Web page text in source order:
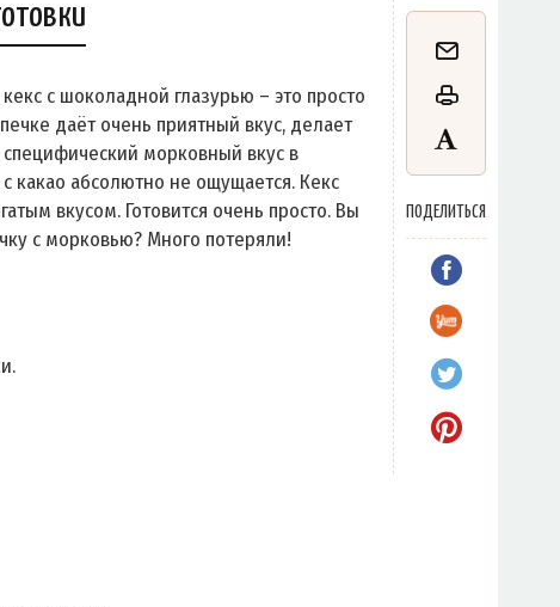
ПОДЕЛИТЬСЯ
с шоколадной глазурью – это просто
даёт очень приятный вкус, делает
морковный вкус в
какао абсолютно не ощущается. Кекс
вкусом. Готовится очень просто. Вы
с морковью? Много потеряли!